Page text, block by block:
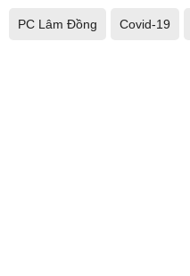
PC Lâm Đồng Covid-19